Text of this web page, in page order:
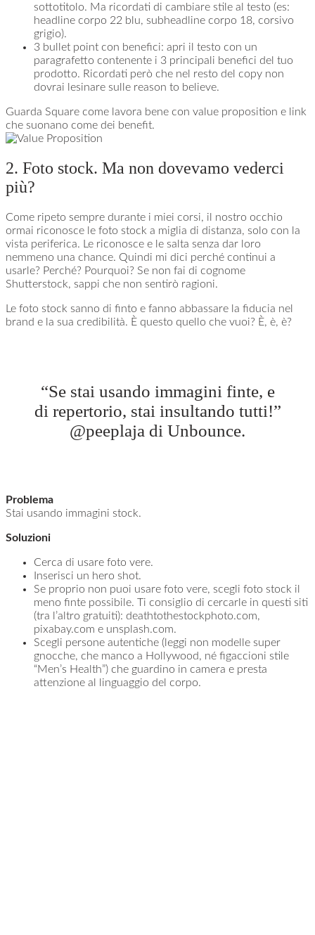
sottotitolo. Ma ricordati di cambiare stile al testo (es:
headline corpo 22 blu, subheadline corpo 18, corsivo
grigio).
3 bullet point con benefici: apri il testo con un
paragrafetto contenente i 3 principali benefici del tuo
prodotto. Ricordati però che nel resto del copy non
dovrai lesinare sulle reason to believe.
Guarda Square come lavora bene con value proposition e link
che suonano come dei benefit.
2. Foto stock. Ma non dovevamo vederci
più?
Come ripeto sempre durante i miei corsi, il nostro occhio
ormai riconosce le foto stock a miglia di distanza, solo con la
vista periferica. Le riconosce e le salta senza dar loro
nemmeno una chance. Quindi mi dici perché continui a
usarle? Perché? Pourquoi? Se non fai di cognome
Shutterstock, sappi che non sentirò ragioni.
Le foto stock sanno di finto e fanno abbassare la fiducia nel
brand e la sua credibilità. È questo quello che vuoi? È, è, è?
“Se stai usando immagini finte, e
di repertorio, stai insultando tutti!”
@peeplaja di Unbounce.
Problema
Stai usando immagini stock.
Soluzioni
Cerca di usare foto vere.
Inserisci un hero shot.
Se proprio non puoi usare foto vere, scegli foto stock il
meno finte possibile. Ti consiglio di cercarle in questi siti
(tra l’altro gratuiti): deathtothestockphoto.com,
pixabay.com e unsplash.com.
Scegli persone autentiche (leggi non modelle super
gnocche, che manco a Hollywood, né figaccioni stile
“Men’s Health”) che guardino in camera e presta
attenzione al linguaggio del corpo.